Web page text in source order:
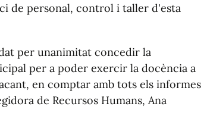
de personal, control i taller d'esta
per unanimitat concedir la
per a poder exercir la docència a
en comptar amb tots els informes
de Recursos Humans, Ana